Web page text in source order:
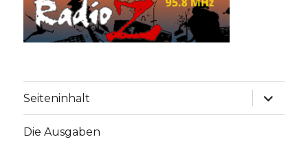
Seiteninhalt
Die Ausgaben